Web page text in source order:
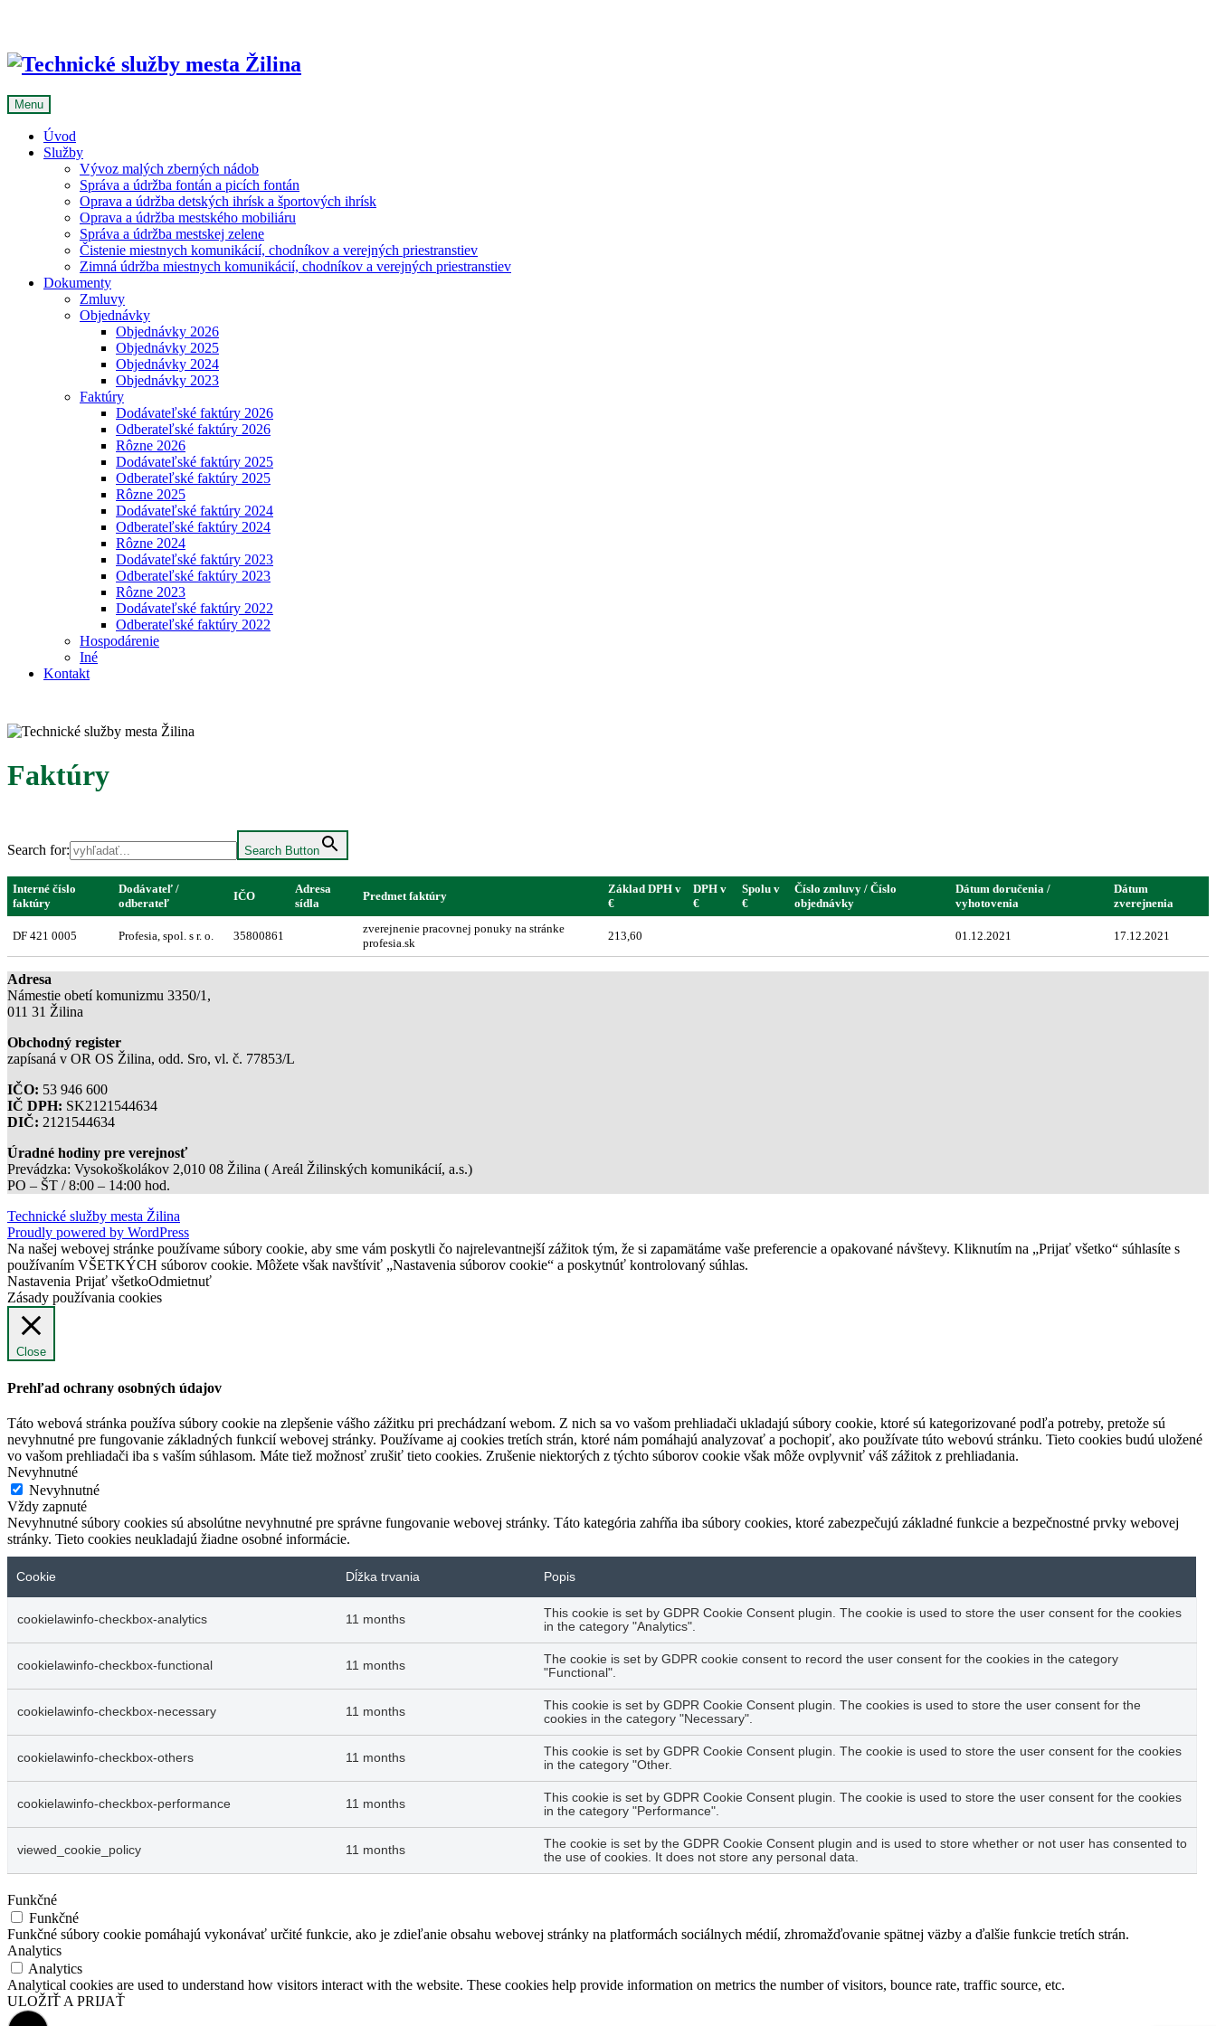
Menu
Úvod
Služby
Vývoz malých zberných nádob
Správa a údržba fontán a picích fontán
Oprava a údržba detských ihrísk a športových ihrísk
Oprava a údržba mestského mobiliáru
Správa a údržba mestskej zelene
Čistenie miestnych komunikácií, chodníkov a verejných priestranstiev
Zimná údržba miestnych komunikácií, chodníkov a verejných priestranstiev
Dokumenty
Zmluvy
Objednávky
Objednávky 2026
Objednávky 2025
Objednávky 2024
Objednávky 2023
Faktúry
Dodávateľské faktúry 2026
Odberateľské faktúry 2026
Rôzne 2026
Dodávateľské faktúry 2025
Odberateľské faktúry 2025
Rôzne 2025
Dodávateľské faktúry 2024
Odberateľské faktúry 2024
Rôzne 2024
Dodávateľské faktúry 2023
Odberateľské faktúry 2023
Rôzne 2023
Dodávateľské faktúry 2022
Odberateľské faktúry 2022
Hospodárenie
Iné
Kontakt
Faktúry
Search for: Search Button
Interné číslo
faktúry
Dodávateľ /
odberateľ
IČO
Adresa
sídla
Predmet faktúry
Základ DPH v
€
DPH v
€
Spolu v
€
Číslo zmluvy / Číslo
objednávky
Dátum doručenia /
vyhotovenia
Dátum
zverejnenia
DF 421 0005 Profesia, spol. s r. o. 35800861
zverejnenie pracovnej ponuky na stránke
profesia.sk
213,60 01.12.2021 17.12.2021
Adresa
Námestie obetí komunizmu 3350/1,
011 31 Žilina
Obchodný register
zapísaná v OR OS Žilina, odd. Sro, vl. č. 77853/L
IČO: 53 946 600
IČ DPH: SK2121544634
DIČ: 2121544634
Úradné hodiny pre verejnosť
Prevádzka: Vysokoškolákov 2,010 08 Žilina ( Areál Žilinských komunikácií, a.s.)
PO – ŠT / 8:00 – 14:00 hod.
Technické služby mesta Žilina
Proudly powered by WordPress
Na našej webovej stránke používame súbory cookie, aby sme vám poskytli čo najrelevantnejší zážitok tým, že si zapamätáme vaše preferencie a opakované návštevy. Kliknutím na „Prijať všetko“ súhlasíte s
používaním VŠETKÝCH súborov cookie. Môžete však navštíviť „Nastavenia súborov cookie“ a poskytnúť kontrolovaný súhlas.
Nastavenia Prijať všetkoOdmietnuť
Zásady používania cookies
Close
Prehľad ochrany osobných údajov
Táto webová stránka používa súbory cookie na zlepšenie vášho zážitku pri prechádzaní webom. Z nich sa vo vašom prehliadači ukladajú súbory cookie, ktoré sú kategorizované podľa potreby, pretože sú
nevyhnutné pre fungovanie základných funkcií webovej stránky. Používame aj cookies tretích strán, ktoré nám pomáhajú analyzovať a pochopiť, ako používate túto webovú stránku. Tieto cookies budú uložené
vo vašom prehliadači iba s vaším súhlasom. Máte tiež možnosť zrušiť tieto cookies. Zrušenie niektorých z týchto súborov cookie však môže ovplyvniť váš zážitok z prehliadania.
Nevyhnutné
Nevyhnutné
Vždy zapnuté
Nevyhnutné súbory cookies sú absolútne nevyhnutné pre správne fungovanie webovej stránky. Táto kategória zahŕňa iba súbory cookies, ktoré zabezpečujú základné funkcie a bezpečnostné prvky webovej
stránky. Tieto cookies neukladajú žiadne osobné informácie.
Cookie Dĺžka trvania Popis
cookielawinfo-checkbox-analytics 11 months
This cookie is set by GDPR Cookie Consent plugin. The cookie is used to store the user consent for the cookies
in the category "Analytics".
cookielawinfo-checkbox-functional 11 months
The cookie is set by GDPR cookie consent to record the user consent for the cookies in the category
"Functional".
cookielawinfo-checkbox-necessary 11 months
This cookie is set by GDPR Cookie Consent plugin. The cookies is used to store the user consent for the
cookies in the category "Necessary".
cookielawinfo-checkbox-others 11 months
This cookie is set by GDPR Cookie Consent plugin. The cookie is used to store the user consent for the cookies
in the category "Other.
cookielawinfo-checkbox-performance 11 months
This cookie is set by GDPR Cookie Consent plugin. The cookie is used to store the user consent for the cookies
in the category "Performance".
viewed_cookie_policy 11 months
The cookie is set by the GDPR Cookie Consent plugin and is used to store whether or not user has consented to
the use of cookies. It does not store any personal data.
Funkčné
Funkčné
Funkčné súbory cookie pomáhajú vykonávať určité funkcie, ako je zdieľanie obsahu webovej stránky na platformách sociálnych médií, zhromažďovanie spätnej väzby a ďalšie funkcie tretích strán.
Analytics
Analytics
Analytical cookies are used to understand how visitors interact with the website. These cookies help provide information on metrics the number of visitors, bounce rate, traffic source, etc.
ULOŽIŤ A PRIJAŤ